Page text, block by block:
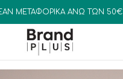
ΜΕΤΑΦΟΡΙΚΑ ΑΝΩ ΤΩΝ 50€